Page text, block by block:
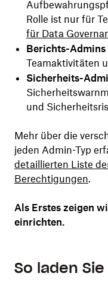
Rolle ist nur für
für Data
Berichts-Admins
Teamaktivitäten
Sicherheits-
und
Mehr über die
jeden Admin-Typ
detaillierten Liste
Berechtigungen.
Als Erstes zeigen
einrichten.
So laden